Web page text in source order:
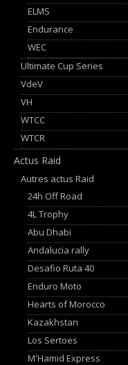
ELMS
Endurance
WEC
Ultimate Cup Series
VdeV
VH
WTCC
WTCR
Actus Raid
Autres actus Raid
24h Off Road
4L Trophy
Abu Dhabi
Andalucia rally
Desafio Ruta 40
Enduro Moto
Hearts of Morocco
Kazakhstan
Los Sertoes
M'Hamid Express